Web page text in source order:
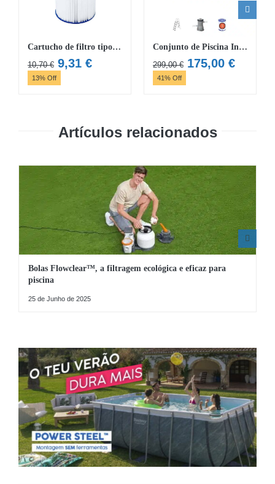
Cartucho de filtro tipo IV Flowclear
10,70€ O
9,31 €O
13% Off
Conjunto de Piscina Insuflável Redonda Bestway® Fast Set™ de 4,57 m x 1,22 m
299,00€ O
175,00 €O
41% Off
Artículos relacionados
Bolas Flowclear™, a filtragem ecológica e eficaz para
piscina
25 de Junho de 2025